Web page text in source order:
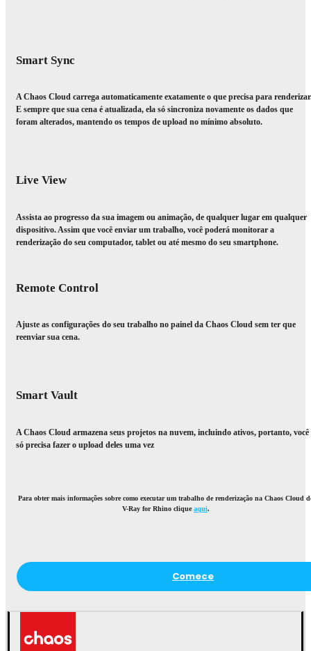
Smart Sync
A Chaos Cloud carrega automaticamente exatamente o que precisa para
E sempre que sua cena é atualizada, ela só sincroniza novamente os dados que
foram alterados, mantendo os tempos de upload no mínimo absoluto.
Live View
Assista ao progresso da sua imagem ou animação, de qualquer lugar em qualquer
dispositivo. Assim que você enviar um trabalho, você poderá monitorar a
renderização do seu computador, tablet ou até mesmo do seu smartphone.
Remote Control
Ajuste as configurações do seu trabalho no painel da Chaos Cloud sem ter que
reenviar sua cena.
Smart Vault
A Chaos Cloud armazena seus projetos na nuvem, incluindo ativos, portanto, você
só precisa fazer o upload deles uma vez
Para obter mais informações sobre como executar um trabalho de renderização na Chaos Cloud
V-Ray for Rhino clique aqui.
Comece